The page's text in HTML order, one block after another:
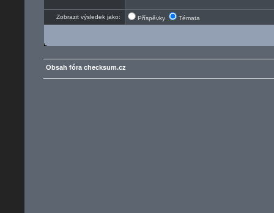
Zobrazit výsledek jako: Příspěvky Témata
Obsah fóra checksum.cz